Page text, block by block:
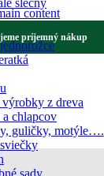
content
príjemný nákup
z dreva
chlapcov
guličky, motýle….
sady